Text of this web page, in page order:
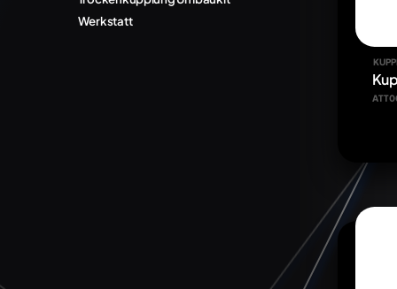
Werkstatt